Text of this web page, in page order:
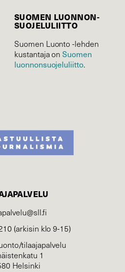
SUOMEN LUONNON­
SUOJELU­LIITTO
Suomen Luonto -lehden
kustantaja onSuomen
luonnonsuojelu­liitto.
(arkisin klo 9-15)
tilaajapalvelu
1
Helsinki